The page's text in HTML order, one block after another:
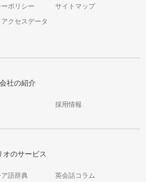
ポリシー サイトマップ
クセスデータ
社の紹介
採用情報
オのサービス
語辞典 英会話コラム